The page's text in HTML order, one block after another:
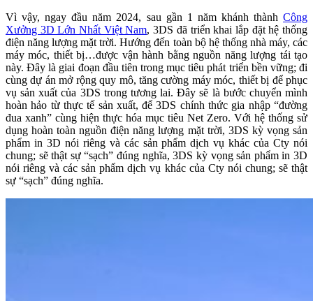
Vì vậy, ngay đầu năm 2024, sau gần 1 năm khánh thànhCông
Xưởng 3D Lớn Nhất Việt Nam, 3DS đã triển khai lắp đặt hệ thống
điện năng lượng mặt trời. Hướng đến toàn bộ hệ thống nhà máy, các
máy móc, thiết bị…được vận hành bằng nguồn năng lượng tái tạo
này. Đây là giai đoạn đầu tiên trong mục tiêu phát triển bền vững; đi
cùng dự án mở rộng quy mô, tăng cường máy móc, thiết bị để phục
vụ sản xuất của 3DS trong tương lai. Đây sẽ là bước chuyển mình
hoàn hảo từ thực tế sản xuất, để 3DS chính thức gia nhập “đường
đua xanh” cùng hiện thực hóa mục tiêu Net Zero. Với hệ thống sử
dụng hoàn toàn nguồn điện năng lượng mặt trời, 3DS kỳ vọng sản
phẩm in 3D nói riêng và các sản phẩm dịch vụ khác của Cty nói
chung; sẽ thật sự “sạch” đúng nghĩa, 3DS kỳ vọng sản phẩm in 3D
nói riêng và các sản phẩm dịch vụ khác của Cty nói chung; sẽ thật
sự “sạch” đúng nghĩa.